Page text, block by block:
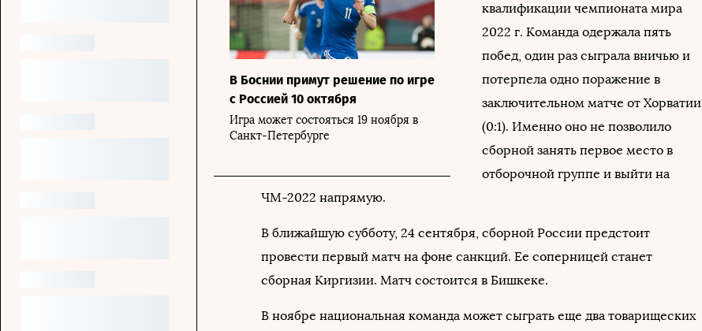
В Боснии примут решение по игре
с Россией 10 октября
Игра может состояться 19 ноября в
Санкт-Петербурге
квалификации чемпионата мира
2022 г. Команда одержала пять
побед, один раз сыграла вничью и
потерпела одно поражение в
заключительном матче от Хорватии
(0:1). Именно оно не позволило
сборной занять первое место в
отборочной группе и выйти на
ЧМ-2022 напрямую.
В ближайшую субботу, 24 сентября, сборной России предстоит
провести первый матч на фоне санкций. Ее соперницей станет
сборная Киргизии. Матч состоится в Бишкеке.
В ноябре национальная команда может сыграть еще два товарищеских